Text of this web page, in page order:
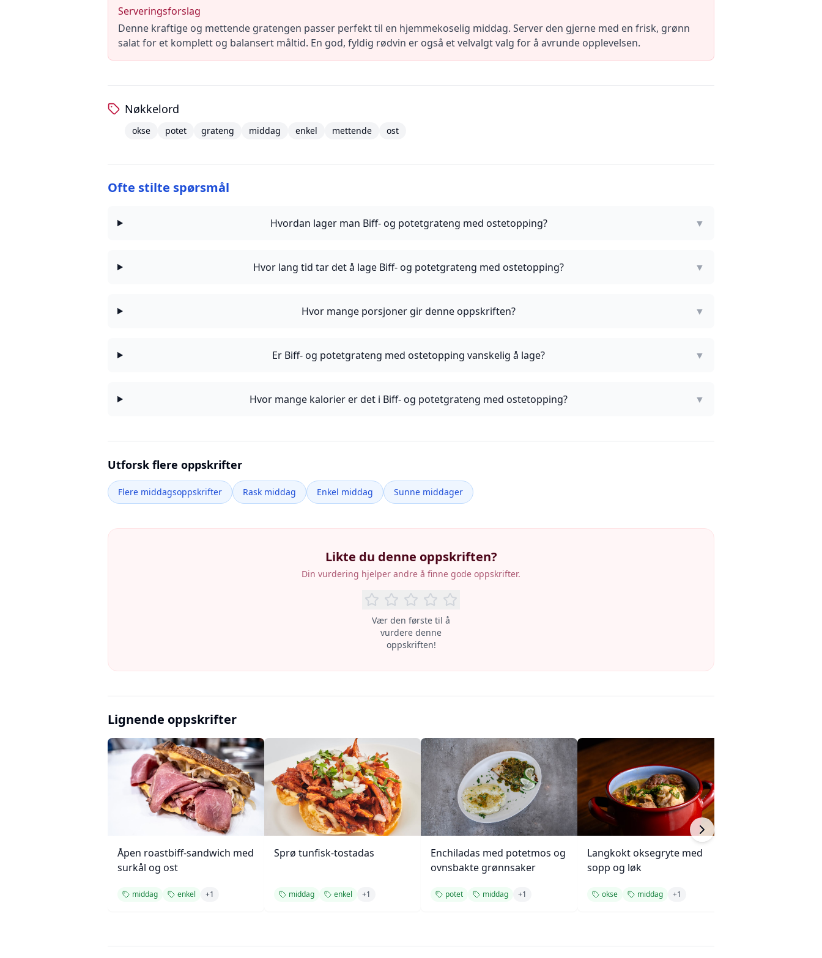
Serveringsforslag
Denne kraftige og mettende gratengen passer perfekt til en hjemmekoselig middag. Server den gjerne med en frisk, grønn
salat for et komplett og balansert måltid. En god, fyldig rødvin er også et velvalgt valg for å avrunde opplevelsen.
Nøkkelord
okse potet grateng middag enkel mettende ost
Ofte stilte spørsmål
Hvordan lager man Biff- og potetgrateng med ostetopping? ▼
Hvor lang tid tar det å lage Biff- og potetgrateng med ostetopping? ▼
Hvor mange porsjoner gir denne oppskriften? ▼
Er Biff- og potetgrateng med ostetopping vanskelig å lage? ▼
Hvor mange kalorier er det i Biff- og potetgrateng med ostetopping? ▼
Utforsk flere oppskrifter
Flere middagsoppskrifter Rask middag Enkel middag Sunne middager
Likte du denne oppskriften?
Din vurdering hjelper andre å finne gode oppskrifter.
Vær den første til å
vurdere denne
oppskriften!
Lignende oppskrifter
Åpen roastbiff-sandwich med
surkål og ost
middag enkel +1
Sprø tunfisk-tostadas
middag enkel +1
Enchiladas med potetmos og
ovnsbakte grønnsaker
potet middag +1
Langkokt oksegryte med
sopp og løk
okse middag +1